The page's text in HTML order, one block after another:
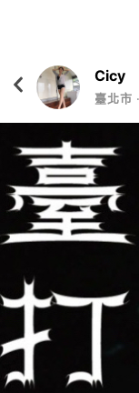
Cicy
臺北市 ‧